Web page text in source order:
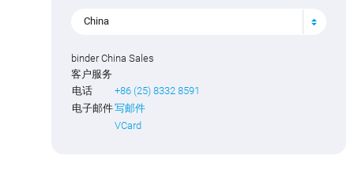
China
binder China Sales
客户服务
电话
+86 (25) 8332 8591
电子邮件写邮件
VCard